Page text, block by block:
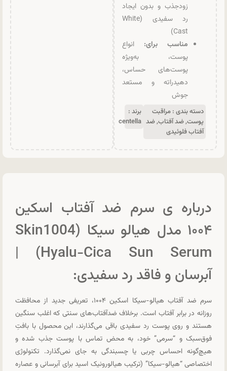
زودجذب و بدون ایجاد
رد سفیدی (White
Cast)
مناسب برای: انواع
پوست، به‌ویژه
پوست‌های حساس،
دهیدراته و مستعد
جوش
دسته بندی : مراقبت
پوست,ضد آفتاب,ضد
آفتاب فلوئیدی
برند :
centella
درباره ی سرم ضد آفتاب اسکین
۱۰۰۴ مدل هیالو سیکا (Skin1004
Hyalu-Cica Sun Serum) |
آبرسان و فاقد رد سفیدی:
سرم ضد آفتاب هیالو-سیکا اسکین ۱۰۰۴، تعریفی جدید از محافظت
روزانه در برابر آفتاب است. برخلاف ضدآفتاب‌های سنتی که اغلب سنگین
هستند و روی پوست رد سفیدی باقی می‌گذارند، این محصول با بافتِ
فوق‌سبک و “سرمی” خود، به محض تماس با پوست جذب شده و
هیچ‌گونه احساس چربی یا چسبندگی به جای نمی‌گذارد. تکنولوژی
اختصاصی “هیالو-سیکا” (ترکیب هیالورونیک اسید برای آبرسانی و عصاره